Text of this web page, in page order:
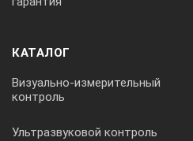
КАТАЛОГ
Визуально-измерительный
контроль
Ультразвуковой контроль